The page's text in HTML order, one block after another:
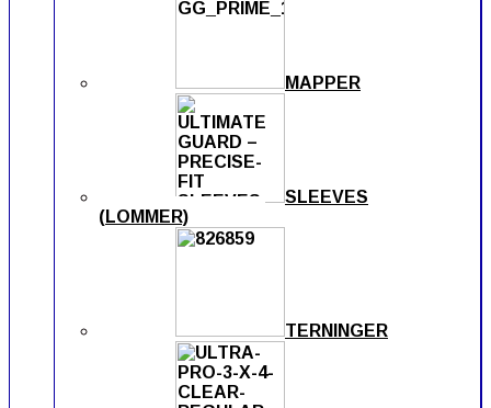
MAPPER
SLEEVES
(LOMMER)
TERNINGER